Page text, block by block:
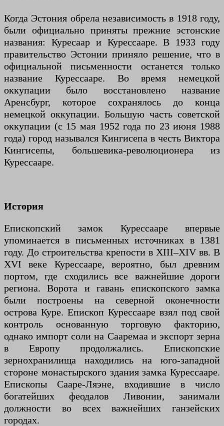
Когда Эстония обрела независимость в 1918 году,
были официально приняты прежние эстонские
названия: Куресаар и Курессааре. В 1933 году
правительство Эстонии приняло решение, что в
официальной письменности останется только
название Курессааре. Во время немецкой
оккупации было восстановлено название
Аренсбург, которое сохранялось до конца
немецкой оккупации. Большую часть советской
оккупации (с 15 мая 1952 года по 23 июня 1988
года) город назывался Кингисепа в честь Виктора
Кингисепы, большевика-революционера из
Курессааре.
История
Епископский замок Курессааре впервые
упоминается в письменных источниках в 1381
году. До строительства крепости в XIII–XIV вв. В
XVI веке Курессааре, вероятно, был древним
портом, где сходились все важнейшие дороги
региона. Ворота и гавань епископского замка
были построены на северной оконечности
острова Куре. Епископ Курессааре взял под свой
контроль основанную торговую факторию,
однако импорт соли на Сааремаа и экспорт зерна
в Европу продолжались. Епископские
зернохранилища находились на юго-западной
стороне монастырского здания замка Курессааре.
Епископы Сааре-Ляэне, входившие в число
богатейших феодалов Ливонии, занимали
должности во всех важнейших ганзейских
городах.